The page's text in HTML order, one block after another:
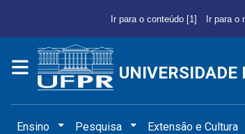
Ir para o conteúdo [1] Ir para o
UNIVERSIDADE
Ensino Pesquisa Extensão e Cultura